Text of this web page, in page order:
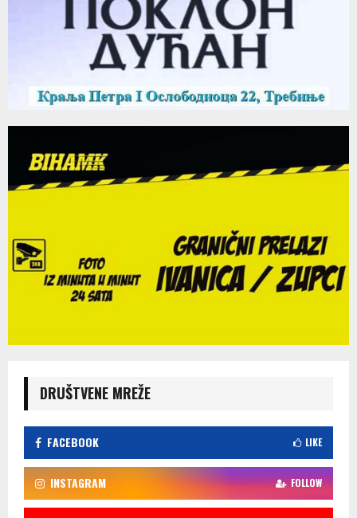
DRUŠTVENE MREŽE
FACEBOOK LIKE
INSTAGRAM FOLLOW